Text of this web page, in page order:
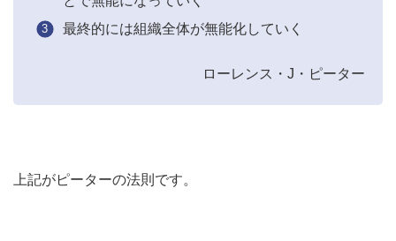
最終的には組織全体が無能化していく
ローレンス・J・ピーター
上記がピーターの法則です。